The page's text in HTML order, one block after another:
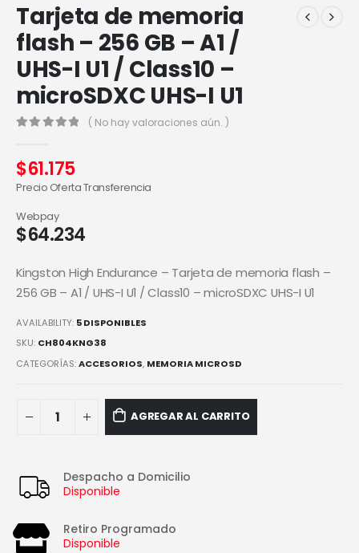
Tarjeta de memoria
flash – 256 GB – A1 /
UHS-I U1 / Class10 –
microSDXC UHS-I U1
( No hay valoraciones aún. )
$61.175
Precio Oferta Transferencia
$64.234
Webpay
Kingston High Endurance – Tarjeta de memoria flash –
256 GB – A1 / UHS-I U1 / Class10 – microSDXC UHS-I U1
AVAILABILITY: 5 DISPONIBLES
SKU: CH804KNG38
CATEGORÍAS:ACCESORIOS, MEMORIA MICROSD
AGREGAR AL CARRITO
Despacho a Domicilio
Disponible
Retiro Programado
Disponible